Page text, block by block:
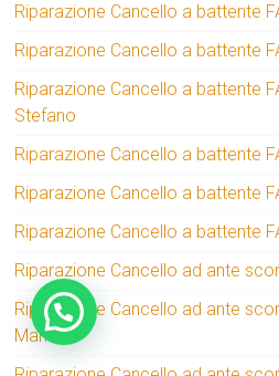
Riparazione Cancello a battente
Riparazione Cancello a battente
Riparazione Cancello a battente
Stefano
Riparazione Cancello a battente
Riparazione Cancello a battente
Riparazione Cancello a battente
Riparazione Cancello ad ante
Riparazione Cancello ad ante
Mamolo